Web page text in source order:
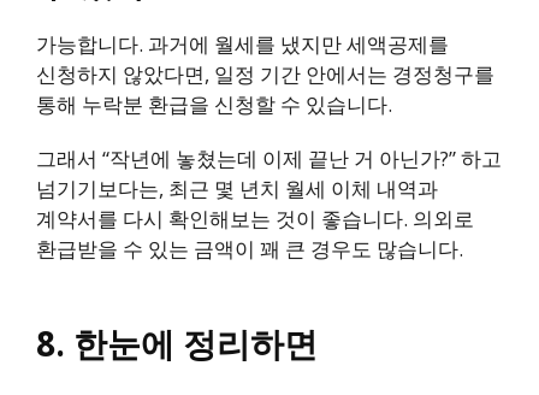
가능합니다. 과거에 월세를 냈지만 세액공제를
신청하지 않았다면, 일정 기간 안에서는 경정청구를
통해 누락분 환급을 신청할 수 있습니다.
그래서 “작년에 놓쳤는데 이제 끝난 거 아닌가?” 하고
넘기기보다는, 최근 몇 년치 월세 이체 내역과
계약서를 다시 확인해보는 것이 좋습니다. 의외로
환급받을 수 있는 금액이 꽤 큰 경우도 많습니다.
8. 한눈에 정리하면